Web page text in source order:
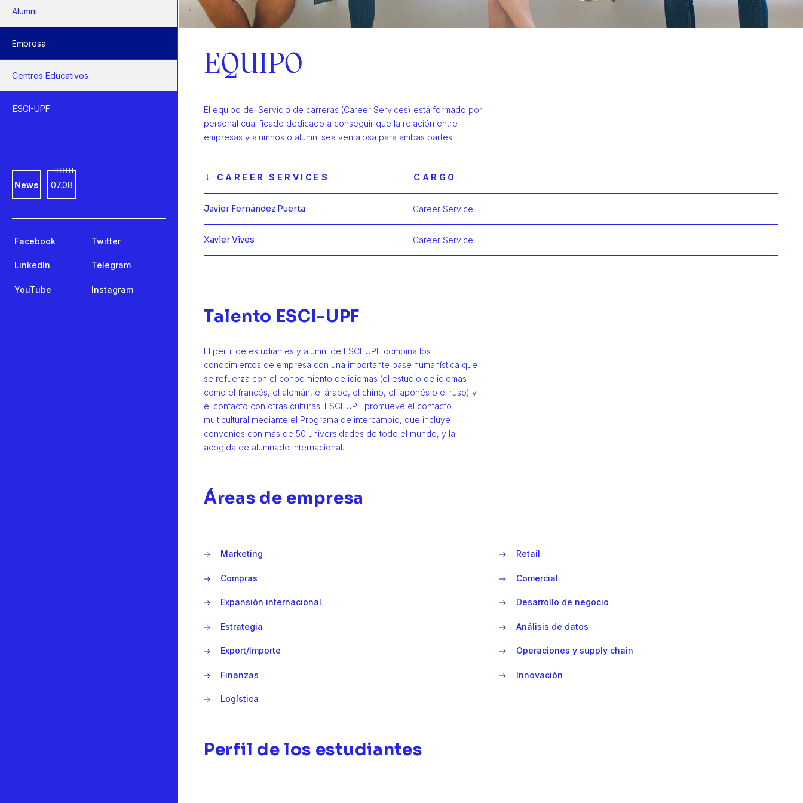
Alumni
Empresa
Centros Educativos
ESCI-UPF
News 07.08
Facebook Twitter
LinkedIn Telegram
YouTube Instagram
EQUIPO
El equipo del Servicio de carreras (Career Services) está formado por
personal cualificado dedicado a conseguir que la relación entre
empresas y alumnos o alumni sea ventajosa para ambas partes.
CAREER SERVICES CARGO
Javier Fernández Puerta Career Service
Xavier Vives Career Service
Talento ESCI-UPF
El perfil de estudiantes y alumni de ESCI-UPF combina los
conocimientos de empresa con una importante base humanística que
se refuerza con el conocimiento de idiomas (el estudio de idiomas
como el francés, el alemán, el árabe, el chino, el japonés o el ruso) y
el contacto con otras culturas. ESCI-UPF promueve el contacto
multicultural mediante el Programa de intercambio, que incluye
convenios con más de 50 universidades de todo el mundo, y la
acogida de alumnado internacional.
Áreas de empresa
Marketing
Compras
Expansión internacional
Estrategia
Export/Importe
Finanzas
Logística
Retail
Comercial
Desarrollo de negocio
Análisis de datos
Operaciones y supply chain
Innovación
Perfil de los estudiantes